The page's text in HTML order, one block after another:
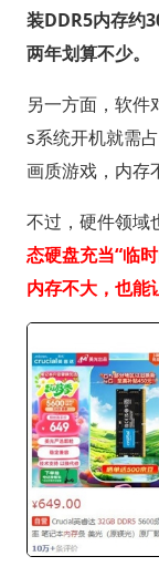
装DDR5内存约
两年划算不少。
另一方面，软
s系统开机就需
画质游戏，内存
不过，硬件领域
态硬盘充当“临
内存不大，也能